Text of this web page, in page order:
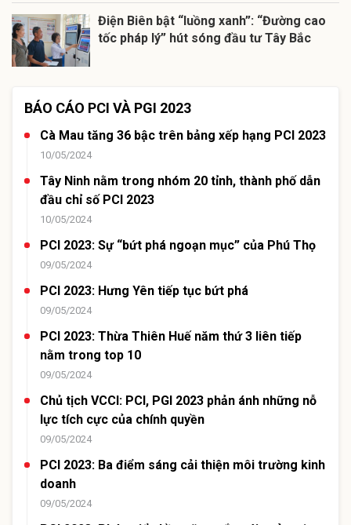
Điện Biên bật “luồng xanh”: “Đường cao
tốc pháp lý” hút sóng đầu tư Tây Bắc
BÁO CÁO PCI VÀ PGI 2023
Cà Mau tăng 36 bậc trên bảng xếp hạng PCI 2023
10/05/2024
Tây Ninh nằm trong nhóm 20 tỉnh, thành phố dẫn
đầu chỉ số PCI 2023
10/05/2024
PCI 2023: Sự “bứt phá ngoạn mục” của Phú Thọ
09/05/2024
PCI 2023: Hưng Yên tiếp tục bứt phá
09/05/2024
PCI 2023: Thừa Thiên Huế năm thứ 3 liên tiếp
nằm trong top 10
09/05/2024
Chủ tịch VCCI: PCI, PGI 2023 phản ánh những nỗ
lực tích cực của chính quyền
09/05/2024
PCI 2023: Ba điểm sáng cải thiện môi trường kinh
doanh
09/05/2024